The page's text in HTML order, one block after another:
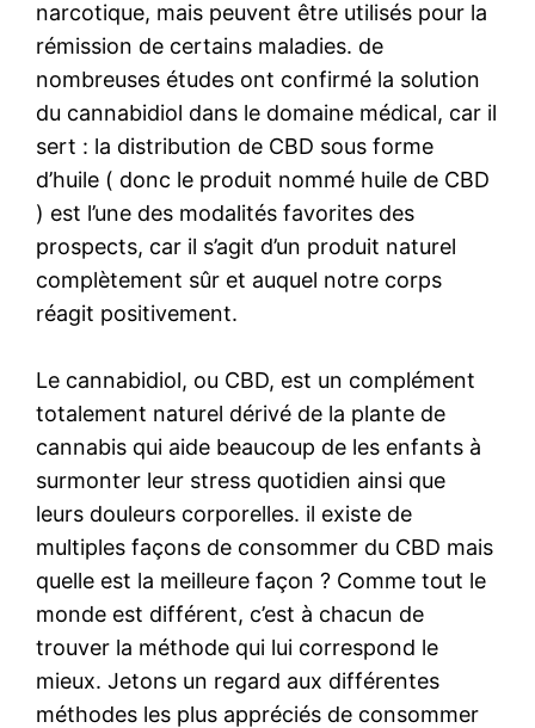
narcotique, mais peuvent être utilisés pour la
rémission de certains maladies. de
nombreuses études ont confirmé la solution
du cannabidiol dans le domaine médical, car il
sert : la distribution de CBD sous forme
d’huile ( donc le produit nommé huile de CBD
) est l’une des modalités favorites des
prospects, car il s’agit d’un produit naturel
complètement sûr et auquel notre corps
réagit positivement.
Le cannabidiol, ou CBD, est un complément
totalement naturel dérivé de la plante de
cannabis qui aide beaucoup de les enfants à
surmonter leur stress quotidien ainsi que
leurs douleurs corporelles. il existe de
multiples façons de consommer du CBD mais
quelle est la meilleure façon ? Comme tout le
monde est différent, c’est à chacun de
trouver la méthode qui lui correspond le
mieux. Jetons un regard aux différentes
méthodes les plus appréciés de consommer